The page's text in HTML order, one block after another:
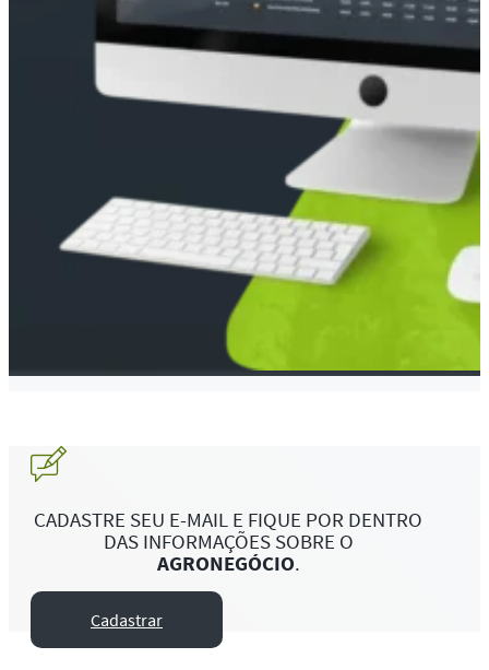
CADASTRE SEU E-MAIL E FIQUE POR DENTRO
DAS INFORMAÇÕES SOBRE O
AGRONEGÓCIO.
Cadastrar